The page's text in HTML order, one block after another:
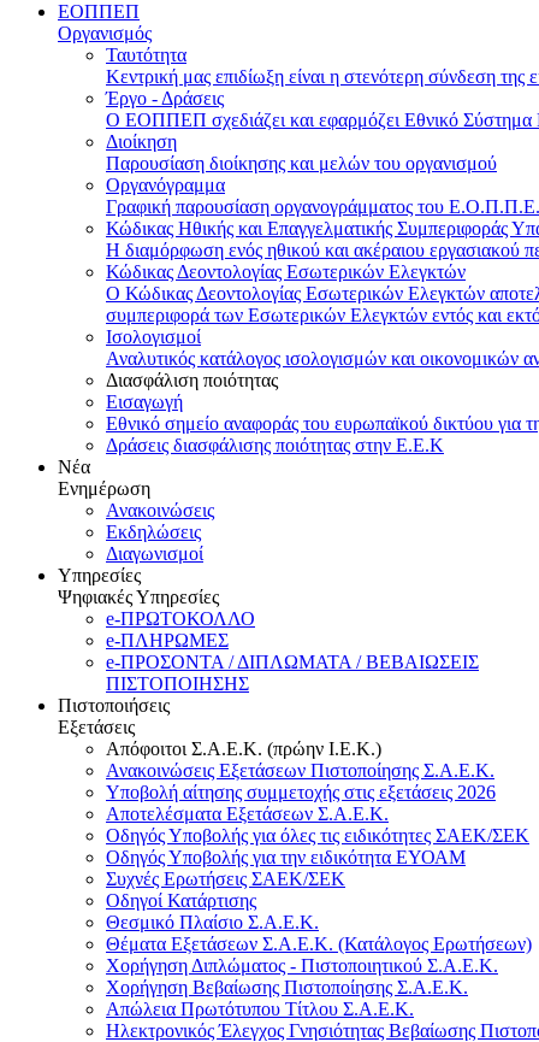
ΕΟΠΠΕΠ
Οργανισμός
Ταυτότητα
Κεντρική μας επιδίωξη είναι η στενότερη σύνδεση της
Έργο - Δράσεις
Ο ΕΟΠΠΕΠ σχεδιάζει και εφαρμόζει Eθνικό Σύστημα
Διοίκηση
Παρουσίαση διοίκησης και μελών του οργανισμού
Οργανόγραμμα
Γραφική παρουσίαση οργανογράμματος του
Κώδικας Ηθικής και Επαγγελματικής Συμπεριφοράς
Η διαμόρφωση ενός ηθικού και ακέραιου εργασιακού
Κώδικας Δεοντολογίας Εσωτερικών Ελεγκτών
Ο Κώδικας Δεοντολογίας Εσωτερικών Ελεγκτών
συμπεριφορά των Εσωτερικών Ελεγκτών εντός και
Ισολογισμοί
Αναλυτικός κατάλογος ισολογισμών και οικονομικών
Διασφάλιση ποιότητας
Εισαγωγή
Εθνικό σημείο αναφοράς του ευρωπαϊκού δικτύου για
Δράσεις διασφάλισης ποιότητας στην Ε.Ε.Κ
Νέα
Ενημέρωση
Ανακοινώσεις
Εκδηλώσεις
Διαγωνισμοί
Υπηρεσίες
Ψηφιακές Υπηρεσίες
e-ΠΡΩΤΟΚΟΛΛΟ
e-ΠΛΗΡΩΜΕΣ
e-ΠΡΟΣΟΝΤΑ / ΔΙΠΛΩΜΑΤΑ / ΒΕΒΑΙΩΣΕΙΣ
ΠΙΣΤΟΠΟΙΗΣΗΣ
Πιστοποιήσεις
Εξετάσεις
Απόφοιτοι Σ.Α.Ε.Κ. (πρώην Ι.Ε.Κ.)
Ανακοινώσεις Εξετάσεων Πιστοποίησης Σ.Α.Ε.Κ.
Υποβολή αίτησης συμμετοχής στις εξετάσεις 2026
Αποτελέσματα Εξετάσεων Σ.Α.Ε.Κ.
Οδηγός Υποβολής για όλες τις ειδικότητες ΣΑΕΚ/ΣΕΚ
Οδηγός Υποβολής για την ειδικότητα ΕΥΟΑΜ
Συχνές Ερωτήσεις ΣΑΕΚ/ΣΕΚ
Οδηγοί Κατάρτισης
Θεσμικό Πλαίσιο Σ.Α.Ε.Κ.
Θέματα Εξετάσεων Σ.Α.Ε.Κ. (Κατάλογος Ερωτήσεων)
Χορήγηση Διπλώματος - Πιστοποιητικού Σ.Α.Ε.Κ.
Χορήγηση Βεβαίωσης Πιστοποίησης Σ.Α.Ε.Κ.
Απώλεια Πρωτότυπου Τίτλου Σ.Α.Ε.Κ.
Ηλεκτρονικός Έλεγχος Γνησιότητας Βεβαίωσης